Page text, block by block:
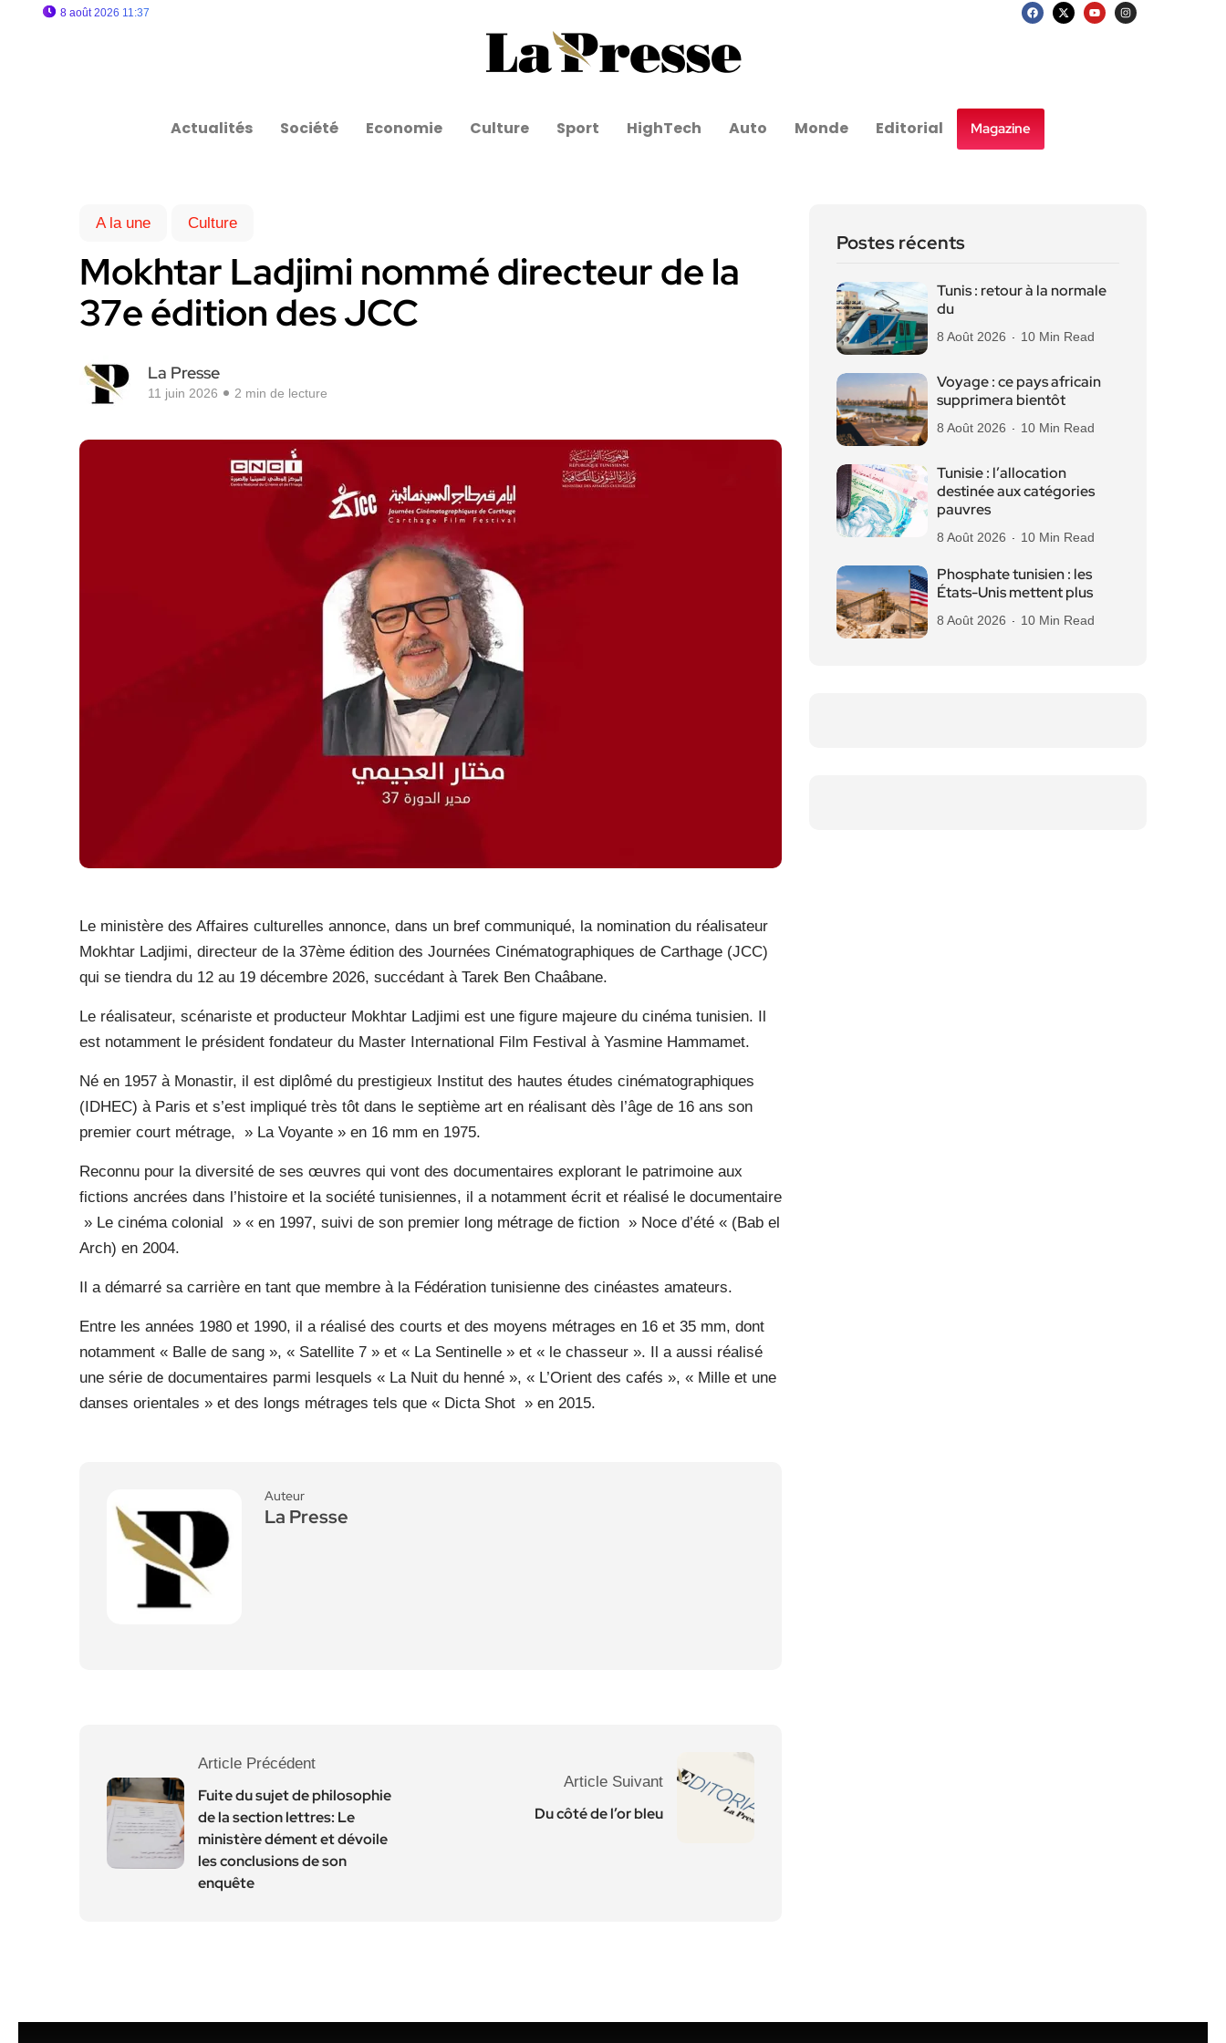
8 août 2026 11:37
Actualités Société Economie Culture Sport HighTech Auto Monde Editorial Magazine
A la une Culture
Mokhtar Ladjimi nommé directeur de la
37e édition des JCC
La Presse
11 juin 2026 2 min de lecture
Le ministère des Affaires culturelles annonce, dans un bref communiqué, la nomination du réalisateur
Mokhtar Ladjimi, directeur de la 37ème édition des Journées Cinématographiques de Carthage (JCC)
qui se tiendra du 12 au 19 décembre 2026, succédant à Tarek Ben Chaâbane.
Le réalisateur, scénariste et producteur Mokhtar Ladjimi est une figure majeure du cinéma tunisien. Il
est notamment le président fondateur du Master International Film Festival à Yasmine Hammamet.
Né en 1957 à Monastir, il est diplômé du prestigieux Institut des hautes études cinématographiques
(IDHEC) à Paris et s’est impliqué très tôt dans le septième art en réalisant dès l’âge de 16 ans son
premier court métrage, » La Voyante » en 16 mm en 1975.
Reconnu pour la diversité de ses œuvres qui vont des documentaires explorant le patrimoine aux
fictions ancrées dans l’histoire et la société tunisiennes, il a notamment écrit et réalisé le documentaire
» Le cinéma colonial » « en 1997, suivi de son premier long métrage de fiction » Noce d’été « (Bab el
Arch) en 2004.
Il a démarré sa carrière en tant que membre à la Fédération tunisienne des cinéastes amateurs.
Entre les années 1980 et 1990, il a réalisé des courts et des moyens métrages en 16 et 35 mm, dont
notamment « Balle de sang », « Satellite 7 » et « La Sentinelle » et « le chasseur ». Il a aussi réalisé
une série de documentaires parmi lesquels « La Nuit du henné », « L’Orient des cafés », « Mille et une
danses orientales » et des longs métrages tels que « Dicta Shot » en 2015.
Auteur
La Presse
Article Précédent
Fuite du sujet de philosophie
de la section lettres: Le
ministère dément et dévoile
les conclusions de son
enquête
Article Suivant
Du côté de l’or bleu
Postes récents
Tunis : retour à la normale
du
8 Août 2026 10 Min Read
Voyage : ce pays africain
supprimera bientôt
8 Août 2026 10 Min Read
Tunisie : l’allocation
destinée aux catégories
pauvres
8 Août 2026 10 Min Read
Phosphate tunisien : les
États-Unis mettent plus
8 Août 2026 10 Min Read